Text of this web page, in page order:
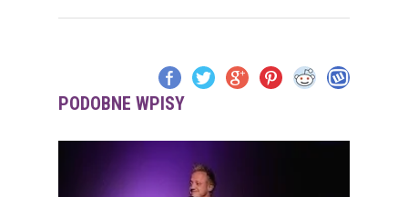
PODOBNE WPISY